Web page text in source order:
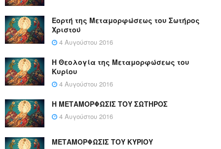
Εορτή της Μεταμορφώσεως του Σωτήρος
Χριστού
4 Αυγούστου 2016
Η Θεολογία της Μεταμορφώσεως του
Κυρίου
4 Αυγούστου 2016
Η ΜΕΤΑΜΟΡΦΩΣΙΣ ΤΟΥ ΣΩΤΗΡΟΣ
4 Αυγούστου 2016
ΜΕΤΑΜΟΡΦΩΣΙΣ ΤΟΥ ΚΥΡΙΟΥ